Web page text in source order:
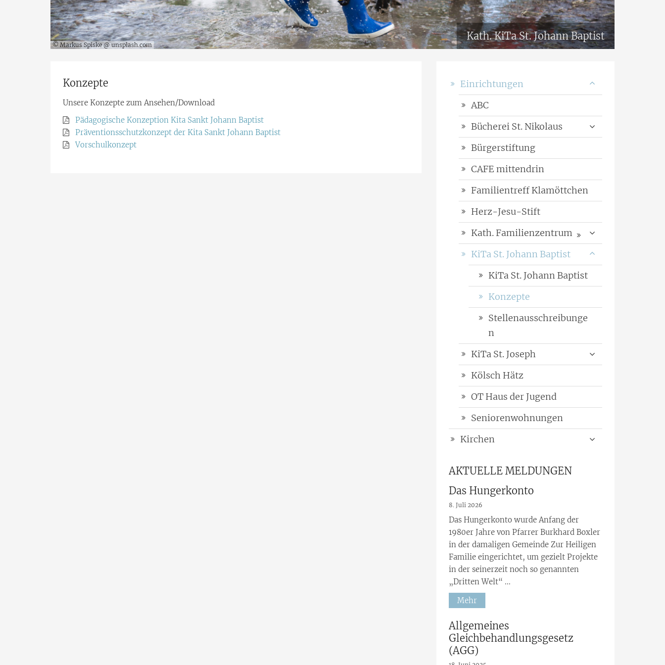
© Markus Spiske @ unsplash.com
Kath. KiTa St. Johann Baptist
Konzepte
Unsere Konzepte zum Ansehen/Download
Pädagogische Konzeption Kita Sankt Johann Baptist
Präventionsschutzkonzept der Kita Sankt Johann Baptist
Vorschulkonzept
Einrichtungen
ABC
Bücherei St. Nikolaus
Bürgerstiftung
CAFE mittendrin
Familientreff Klamöttchen
Herz-Jesu-Stift
Kath. Familienzentrum
KiTa St. Johann Baptist
KiTa St. Johann Baptist
Konzepte
Stellenausschreibunge
n
KiTa St. Joseph
Kölsch Hätz
OT Haus der Jugend
Seniorenwohnungen
Kirchen
AKTUELLE MELDUNGEN
Das Hungerkonto
8. Juli 2026
Das Hungerkonto wurde Anfang der
1980er Jahre von Pfarrer Burkhard Boxler
in der damaligen Gemeinde Zur Heiligen
Familie eingerichtet, um gezielt Projekte
in der seinerzeit noch so genannten
„Dritten Welt“ ...
Mehr
Allgemeines
Gleichbehandlungsgesetz
(AGG)